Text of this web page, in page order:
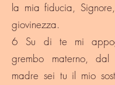
la mia fiducia,
giovinezza.
6 Su di te mi
grembo materno,
madre sei tu il mio